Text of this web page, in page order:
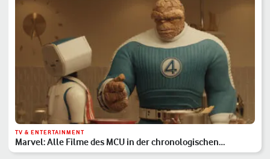
TV & ENTERTAINMENT
Marvel: Alle Filme des MCU in der chronologischen
Reihenfolge